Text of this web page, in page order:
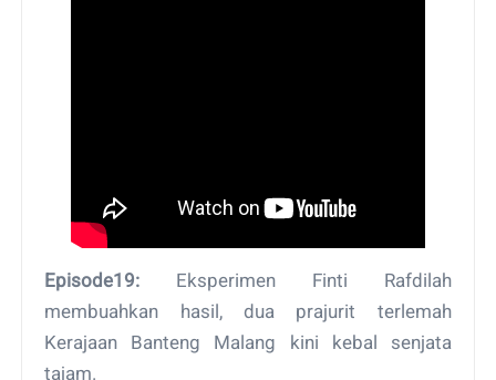
Episode19: Eksperimen Finti Rafdilah
membuahkan hasil, dua prajurit terlemah
Kerajaan Banteng Malang kini kebal senjata
tajam.